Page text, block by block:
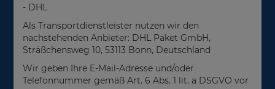
- DHL
Als Transportdienstleister nutzen wir den
nachstehenden Anbieter: DHL Paket GmbH,
Sträßchensweg 10, 53113 Bonn, Deutschland
Wir geben Ihre E-Mail-Adresse und/oder
Telefonnummer gemäß Art. 6 Abs. 1 lit. a DSGVO vor